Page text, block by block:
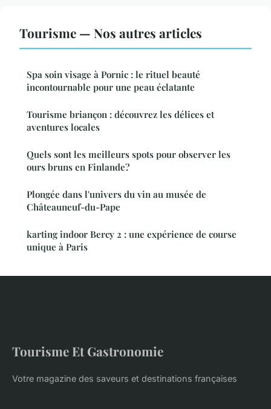
Tourisme — Nos autres articles
Spa soin visage à Pornic : le rituel beauté
incontournable pour une peau éclatante
Tourisme briançon : découvrez les délices et
aventures locales
Quels sont les meilleurs spots pour observer les
ours bruns en Finlande?
Plongée dans l'univers du vin au musée de
Châteauneuf-du-Pape
karting indoor Bercy 2 : une expérience de course
unique à Paris
Tourisme Et Gastronomie
Votre magazine des saveurs et destinations françaises